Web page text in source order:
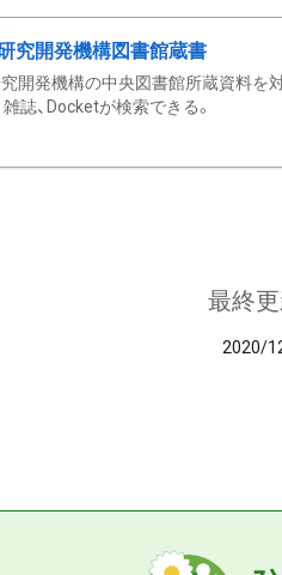
究開発機構図書館蔵書
開発機構の中央図書館所蔵資料を
雑誌、Docketが検索できる。
最終
2020/